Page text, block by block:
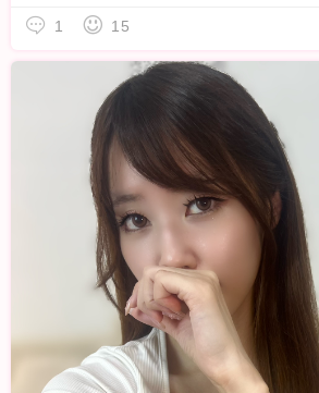
1 15